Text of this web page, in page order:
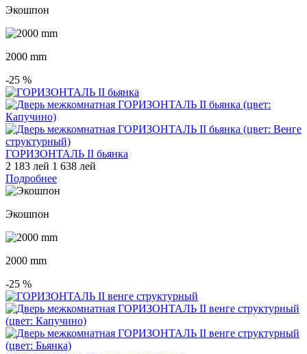
Экошпон
2000 mm
-25 %
ГОРИЗОНТАЛЬ II бьянка
2 183 лей 1 638 лей
Подробнее
Экошпон
2000 mm
-25 %